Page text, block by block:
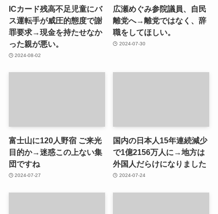
ICカード残高不足児童にバ
ス運転手が威圧的態度で謝
罪要求→現金を持たせなか
った親が悪い。
2024-08-02
広瀬めぐみ参院議員、自民
離党へ→離党ではなく、辞
職をしてほしい。
2024-07-30
富士山に120人野宿 ご来光
目的か→迷惑この上ない集
団ですね
2024-07-27
国内の日本人15年連続減少
で1億2156万人に→地方は
外国人だらけになりました
2024-07-24